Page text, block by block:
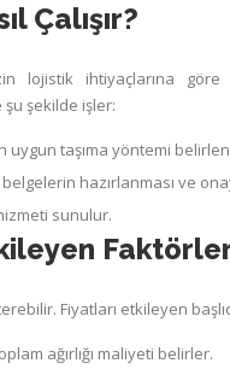
Çalışır?
lojistik ihtiyaçlarına
şu şekilde işler:
taşıma yöntemi
hazırlanması ve
sunulur.
Fiyatları etkileyen
ağırlığı maliyeti belirler.